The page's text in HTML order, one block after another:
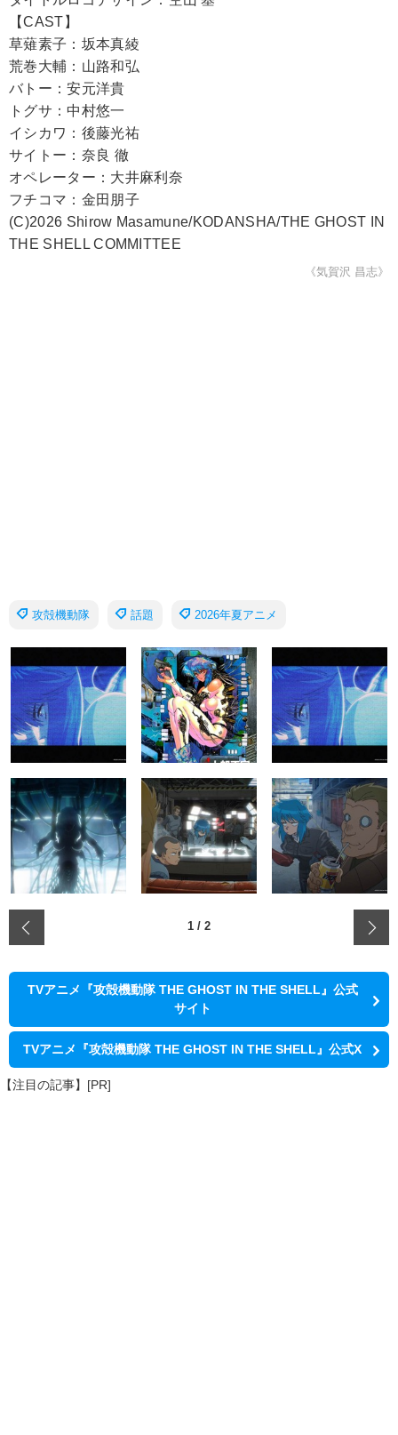
【CAST】
草薙素子：坂本真綾
荒巻大輔：山路和弘
バトー：安元洋貴
トグサ：中村悠一
イシカワ：後藤光祐
サイトー：奈良 徹
オペレーター：大井麻利奈
フチコマ：金田朋子
(C)2026 Shirow Masamune/KODANSHA/THE GHOST IN
THE SHELL COMMITTEE
《気賀沢 昌志》
攻殻機動隊 話題 2026年夏アニメ
1 / 2
TVアニメ『攻殻機動隊 THE GHOST IN THE SHELL』公式
サイト
TVアニメ『攻殻機動隊 THE GHOST IN THE SHELL』公式X
【注目の記事】[PR]